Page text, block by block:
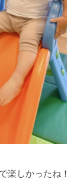
楽しかったね！